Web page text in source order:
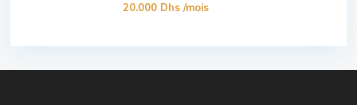
20.000 Dhs/mois